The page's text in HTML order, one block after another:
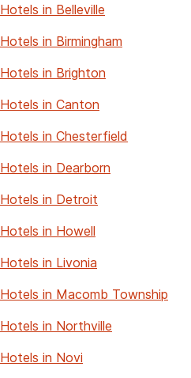
Hotels in Belleville
Hotels in Birmingham
Hotels in Brighton
Hotels in Canton
Hotels in Chesterfield
Hotels in Dearborn
Hotels in Detroit
Hotels in Howell
Hotels in Livonia
Hotels in Macomb Township
Hotels in Northville
Hotels in Novi